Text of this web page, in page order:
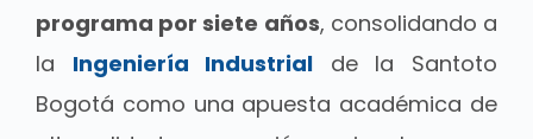
programa por siete años, consolidando a
la Ingeniería Industrial de la Santoto
Bogotá como una apuesta académica de